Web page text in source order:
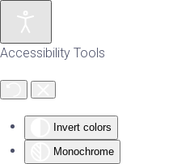
Accessibility Tools
Invert colors
Monochrome
Skip to main content